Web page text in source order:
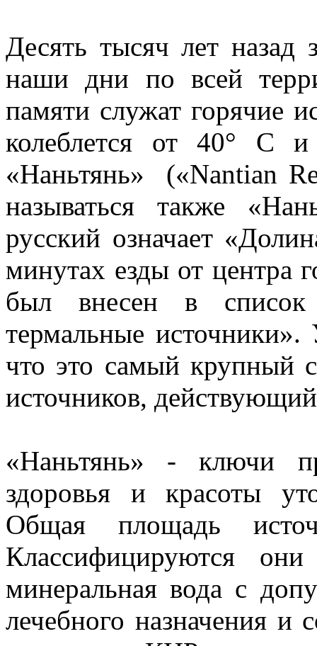
Десять тысяч лет назад
наши дни по всей
памяти служат горячие
колеблется от 40°
«Наньтянь» («Nantian
называться также
русский означает
минутах езды от центра
был внесен в
термальные источники».
что это самый крупный
источников,
«Наньтянь» - ключи
здоровья и красоты
Общая площадь
Классифицируются они
минеральная вода с
лечебного назначения и